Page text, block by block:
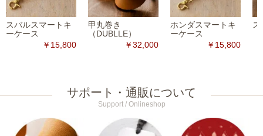
スバルスマートキ
ーケース
￥15,800
甲丸巻き
（DUBLLE）
￥32,000
ホンダスマートキ
ーケース
￥15,800
サポート・通販について
Support / Onlineshop